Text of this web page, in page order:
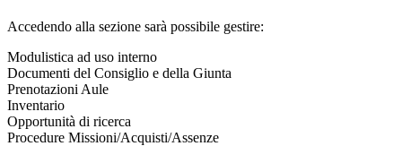
Accedendo alla sezione sarà possibile gestire:
Modulistica ad uso interno
Documenti del Consiglio e della Giunta
Prenotazioni Aule
Inventario
Opportunità di ricerca
Procedure Missioni/Acquisti/Assenze